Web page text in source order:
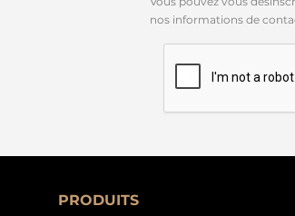
nos informations de
PRODUITS